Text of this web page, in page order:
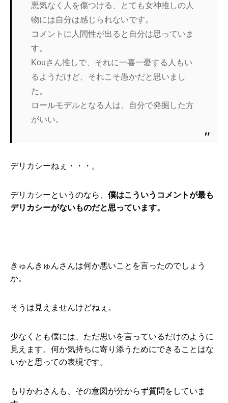
悪気なく人を傷つける、とても女神推しの人
物には自分は感じられないです。
コメントに人間性が出ると自分は思っていま
す。
Kouさん推しで、それに一喜一憂する人もい
るようだけど、それこそ愚かだと思いまし
た。
ロールモデルとなる人は、自分で発掘した方
がいい。
デリカシーねぇ・・・。
デリカシーというのなら、 僕はこういうコメントが最も
デリカシーがないものだと思っています。
きゅんきゅんさんは何か悪いことを言ったのでしょう
か。
そうは見えませんけどねぇ。
少なくとも僕には、ただ思いを言っているだけのように
見えます。何か気持ちに寄り添うためにできることはな
いかと思っての表現です。
もりかわさんも、その意図が分からず質問をしていま